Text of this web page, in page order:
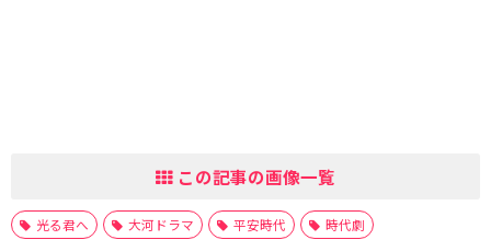
この記事の画像一覧
光る君へ 大河ドラマ 平安時代 時代劇